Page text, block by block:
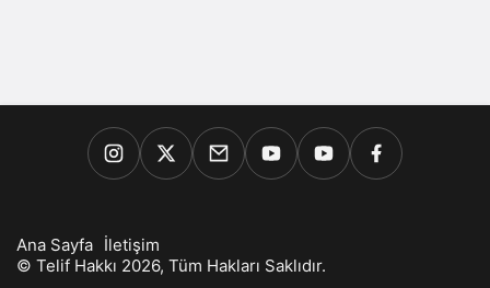
Ana Sayfa İletişim
© Telif Hakkı 2026, Tüm Hakları Saklıdır.